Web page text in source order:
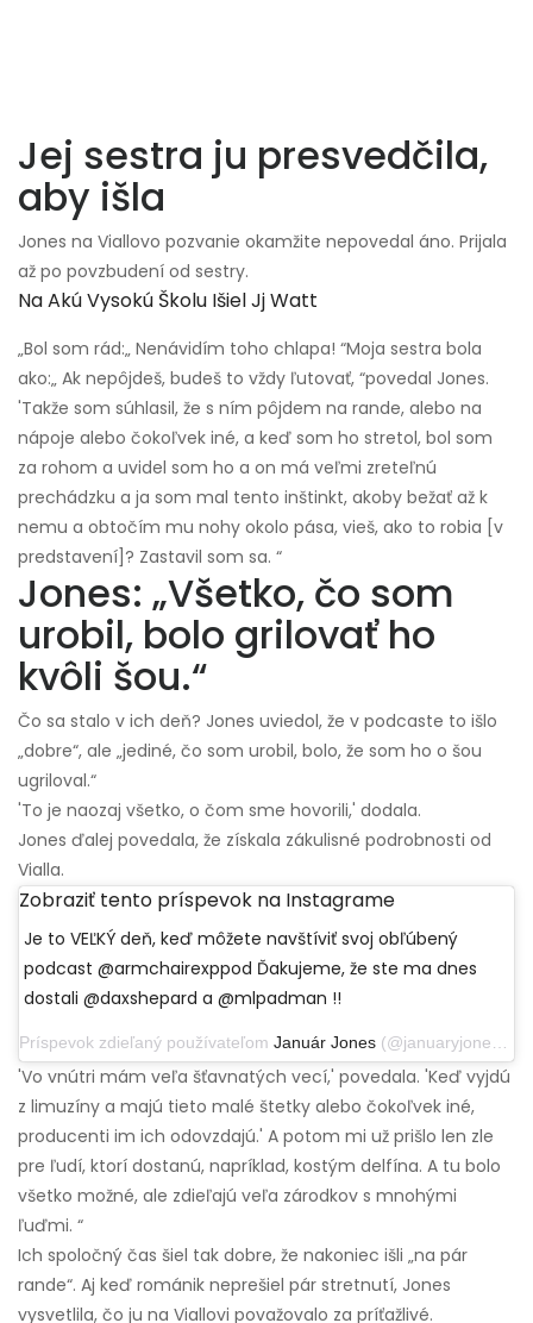
Jej sestra ju presvedčila,
aby išla
Jones na Viallovo pozvanie okamžite nepovedal áno. Prijala
až po povzbudení od sestry.
Na Akú Vysokú Školu Išiel Jj Watt
„Bol som rád:„ Nenávidím toho chlapa! “Moja sestra bola
ako:„ Ak nepôjdeš, budeš to vždy ľutovať, “povedal Jones.
'Takže som súhlasil, že s ním pôjdem na rande, alebo na
nápoje alebo čokoľvek iné, a keď som ho stretol, bol som
za rohom a uvidel som ho a on má veľmi zreteľnú
prechádzku a ja som mal tento inštinkt, akoby bežať až k
nemu a obtočím mu nohy okolo pása, vieš, ako to robia [v
predstavení]? Zastavil som sa. “
Jones: „Všetko, čo som
urobil, bolo grilovať ho
kvôli šou.“
Čo sa stalo v ich deň? Jones uviedol, že v podcaste to išlo
„dobre“, ale „jediné, čo som urobil, bolo, že som ho o šou
ugriloval.“
'To je naozaj všetko, o čom sme hovorili,' dodala.
Jones ďalej povedala, že získala zákulisné podrobnosti od
Vialla.
Zobraziť tento príspevok na Instagrame
Je to VEĽKÝ deň, keď môžete navštíviť svoj obľúbený
podcast @armchairexppod Ďakujeme, že ste ma dnes
dostali @daxshepard a @mlpadman !!
Príspevok zdieľaný používateľom Január Jones (@januaryjones) 13. januára 2020 o 8:04 PST
'Vo vnútri mám veľa šťavnatých vecí,' povedala. 'Keď vyjdú
z limuzíny a majú tieto malé štetky alebo čokoľvek iné,
producenti im ich odovzdajú.' A potom mi už prišlo len zle
pre ľudí, ktorí dostanú, napríklad, kostým delfína. A tu bolo
všetko možné, ale zdieľajú veľa zárodkov s mnohými
ľuďmi. “
Ich spoločný čas šiel tak dobre, že nakoniec išli „na pár
rande“. Aj keď románik neprešiel pár stretnutí, Jones
vysvetlila, čo ju na Viallovi považovalo za príťažlivé.